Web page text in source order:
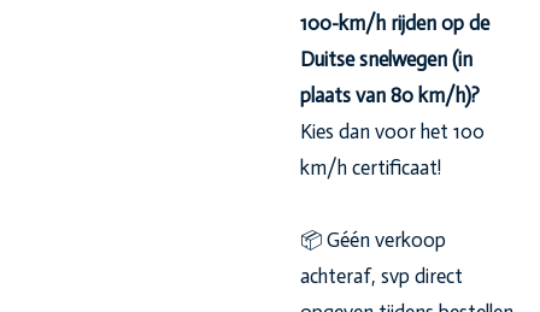
100-km/h rijden op de
Duitse snelwegen (in
plaats van 80 km/h)?
Kies dan voor het 100
km/h certificaat!
📦 Géén verkoop
achteraf, svp direct